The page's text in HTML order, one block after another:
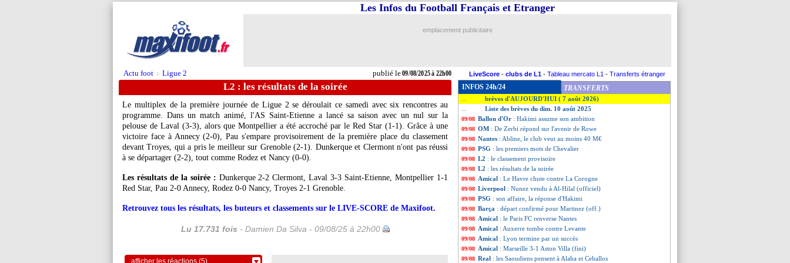
Actu foot > Ligue 2 publié le09/08/2025 à 22h00
Les Infos du Football Français et Etranger
emplacement publicitaire
LiveScore - clubs de L1 - Tableau mercato L1 - Transferts étranger
L2 : les résultats de la soirée
Le multiplex de la première journée de Ligue 2 se déroulait ce samedi avec six rencontres au
programme. Dans un match animé, l'AS Saint-Etienne a lancé sa saison avec un nul sur la
pelouse de Laval (3-3), alors que Montpellier a été accroché par le Red Star (1-1). Grâce à une
victoire face à Annecy (2-0), Pau s'empare provisoirement de la première place du classement
devant Troyes, qui a pris le meilleur sur Grenoble (2-1). Dunkerque et Clermont n'ont pas réussi
à se départager (2-2), tout comme Rodez et Nancy (0-0).
Les résultats de la soirée : Dunkerque 2-2 Clermont, Laval 3-3 Saint-Etienne, Montpellier 1-1
Red Star, Pau 2-0 Annecy, Rodez 0-0 Nancy, Troyes 2-1 Grenoble.
Retrouvez tous les résultats, les buteurs et classements sur le LIVE-SCORE de Maxifoot.
Lu 17.731 fois - Damien Da Silva - 09/08/25 à 22h00
afficher les réactions (5)
INFOS 24h/24 TRANSFERTS
brèves d'AUJOURD'HUI ( 7 août 2026)
Liste des brèves du dim. 10 août 2025
09/08 Ballon d'Or : Hakimi assume son ambition
09/08 OM : De Zerbi répond sur l'avenir de Rowe
09/08 Nantes : Abline, le club veut au moins 40 M€
09/08 PSG : les premiers mots de Chevalier
09/08 L2 : le classement provisoire
09/08 L2 : les résultats de la soirée
09/08 Amical : Le Havre chute contre La Corogne
09/08 Liverpool : Nunez vendu à Al-Hilal (officiel)
09/08 PSG : son affaire, la réponse d'Hakimi
09/08 Barça : départ confirmé pour Martinez (off.)
09/08 Amical : le Paris FC renverse Nantes
09/08 Amical : Auxerre tombe contre Levante
09/08 Amical : Lyon termine par un succès
09/08 Amical : Marseille 3-1 Aston Villa (fini)
09/08 Real : les Saoudiens pensent à Alaba et Ceballos